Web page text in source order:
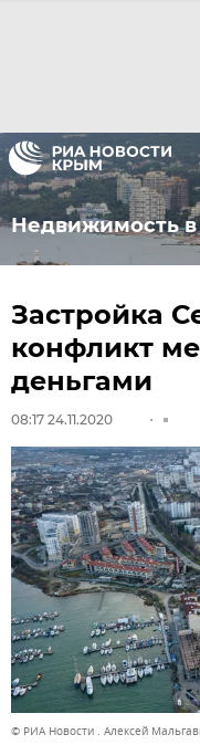
Недвижимость
Застройка
конфликт
деньгами
08:17 24.11.2020
© РИА Новости . Алексей